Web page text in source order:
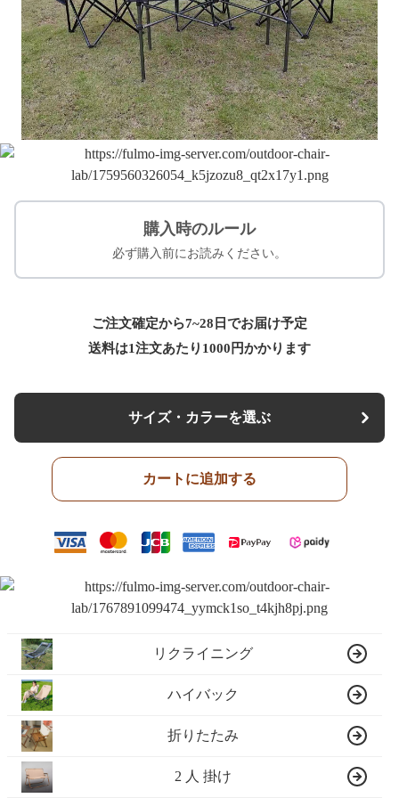
購入時のルール
必ず購入前にお読みください。
ご注文確定から7~28日でお届け予定
送料は1注文あたり 1000 円かかります
サイズ・カラーを選ぶ
カートに追加する
リクライニング
ハイバック
折りたたみ
2 人 掛け